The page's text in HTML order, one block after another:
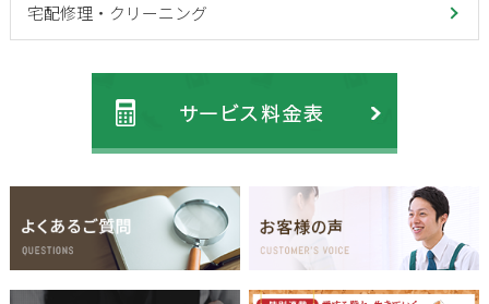
宅配修理・クリーニング